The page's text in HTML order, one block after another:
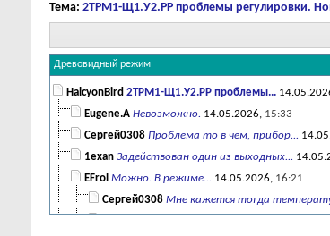
Тема: 2ТРМ1-Щ1.У2.РР проблемы регулировки.
Древовидный режим
HalcyonBird 2ТРМ1-Щ1.У2.РР проблемы...
Eugene.A Невозможно. 14.05.2026, 15:33
Сергей0308 Проблема то в чём, прибор...
1exan Задействован один из выходных...
EFrol Можно. В режиме... 14.05.2026, 16:21
Сергей0308 Мне кажется тогда